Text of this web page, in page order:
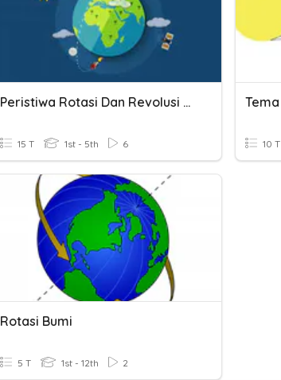
Peristiwa Rotasi Dan Revolusi Bumi (Royyan Andhini)
15 T 1st - 5th 6 10 T
Rotasi Bumi
5 T 1st - 12th 2